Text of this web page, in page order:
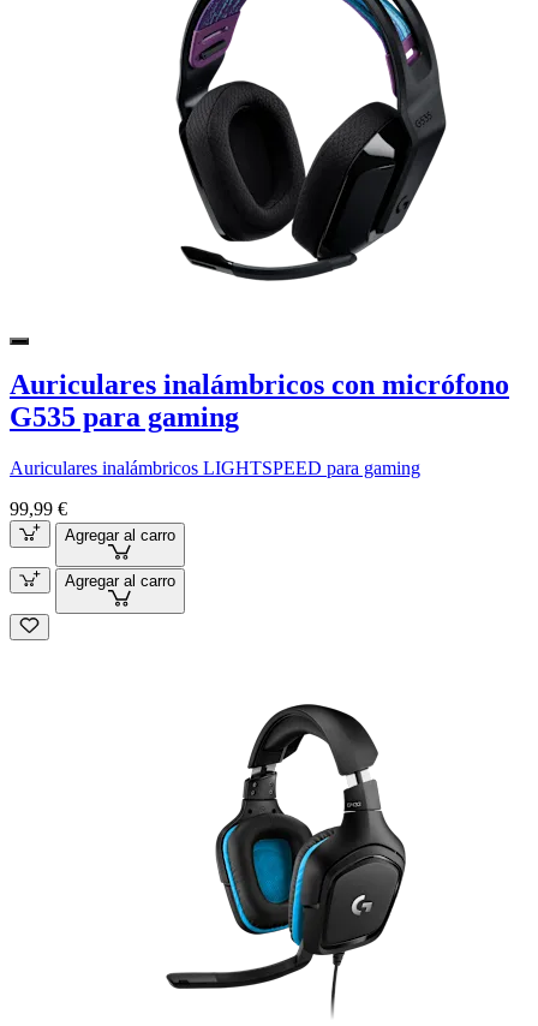
Auriculares inalámbricos con micrófono
G535 para gaming
Auriculares inalámbricos LIGHTSPEED para gaming
99,99 €
Agregar al carro
Agregar al carro